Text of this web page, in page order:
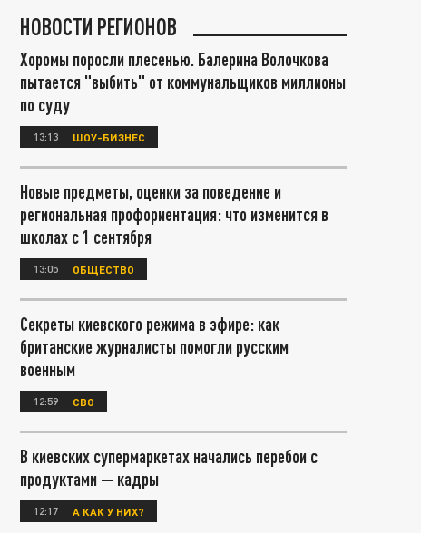
НОВОСТИ РЕГИОНОВ
Хоромы поросли плесенью. Балерина Волочкова
пытается "выбить" от коммунальщиков миллионы
по суду
13:13 ШОУ-БИЗНЕС
Новые предметы, оценки за поведение и
региональная профориентация: что изменится в
школах с 1 сентября
13:05 ОБЩЕСТВО
Секреты киевского режима в эфире: как
британские журналисты помогли русским
военным
12:59 СВО
В киевских супермаркетах начались перебои с
продуктами — кадры
12:17 А КАК У НИХ?